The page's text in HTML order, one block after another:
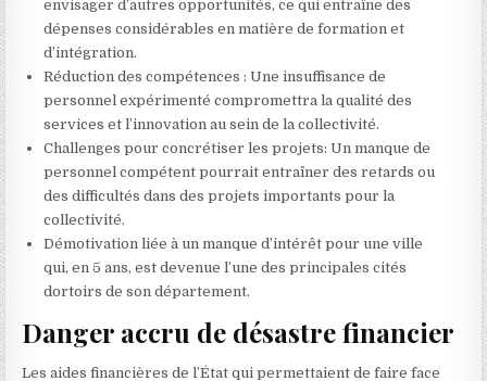
envisager d’autres opportunités, ce qui entraîne des
dépenses considérables en matière de formation et
d’intégration.
Réduction des compétences : Une insuffisance de
personnel expérimenté compromettra la qualité des
services et l’innovation au sein de la collectivité.
Challenges pour concrétiser les projets: Un manque de
personnel compétent pourrait entraîner des retards ou
des difficultés dans des projets importants pour la
collectivité.
Démotivation liée à un manque d’intérêt pour une ville
qui, en 5 ans, est devenue l’une des principales cités
dortoirs de son département.
Danger accru de désastre financier
Les aides financières de l’État qui permettaient de faire face